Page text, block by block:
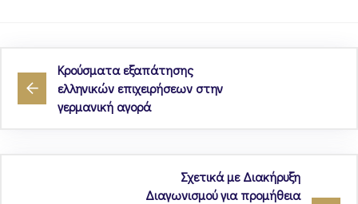
Κρούσματα εξαπάτησης
ελληνικών επιχειρήσεων στην
γερμανική αγορά
Σχετικά με Διακήρυξη
Διαγωνισμού για προμήθεια